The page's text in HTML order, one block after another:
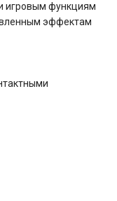
игровым функциям
эффектам